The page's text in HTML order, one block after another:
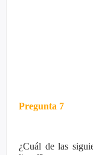
Pregunta 7
¿Cuál de las